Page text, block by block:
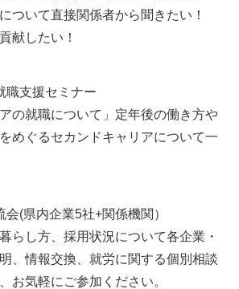
ついて直接関係者から聞きたい！
献したい！
職支援セミナー
の就職について」定年後の働き方や
めぐるセカンドキャリアについて一
(県内企業5社+関係機関）
らし方、採用状況について各企業・
、情報交換、就労に関する個別相談
お気軽にご参加ください。